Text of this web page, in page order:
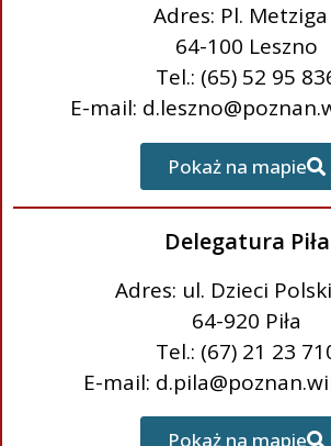
Adres: Pl. Metziga
64-100 Leszno
Tel.: (65) 52 95
E-mail:
Pokaż na mapie
Delegatura Piła
Adres: ul. Dzieci
64-920 Piła
Tel.: (67) 21 23
E-mail:
Pokaż na mapie